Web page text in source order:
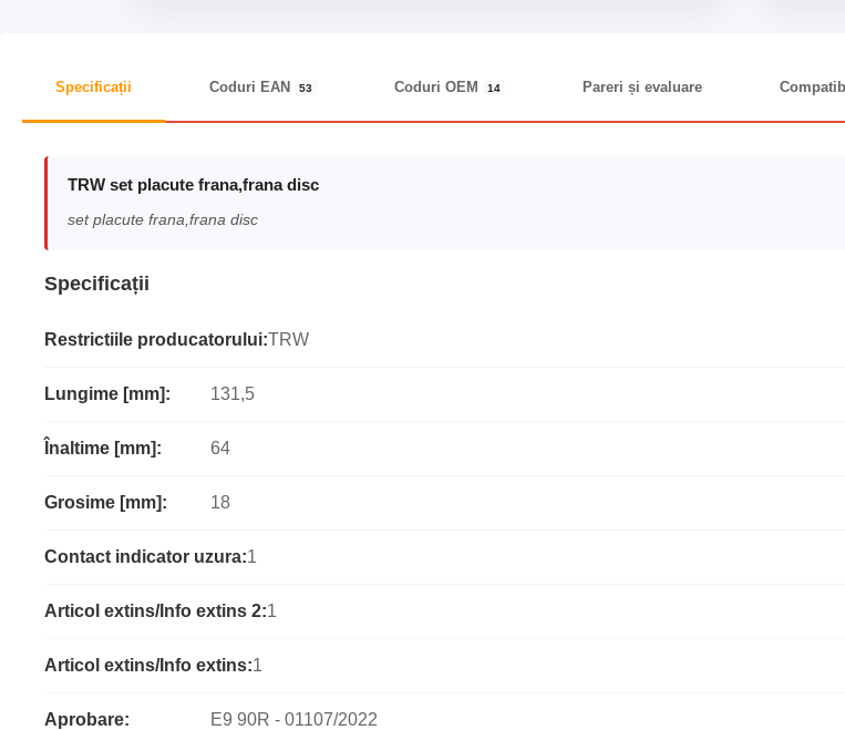
Specificații Coduri EAN 53 Coduri OEM 14 Pareri și evaluare
TRW set placute frana,frana disc
set placute frana,frana disc
Specificații
Restrictiile producatorului:TRW
Lungime [mm]: 131,5
Înaltime [mm]: 64
Grosime [mm]: 18
Contact indicator uzura:1
Articol extins/Info extins 2:1
Articol extins/Info extins:1
Aprobare: E9 90R - 01107/2022